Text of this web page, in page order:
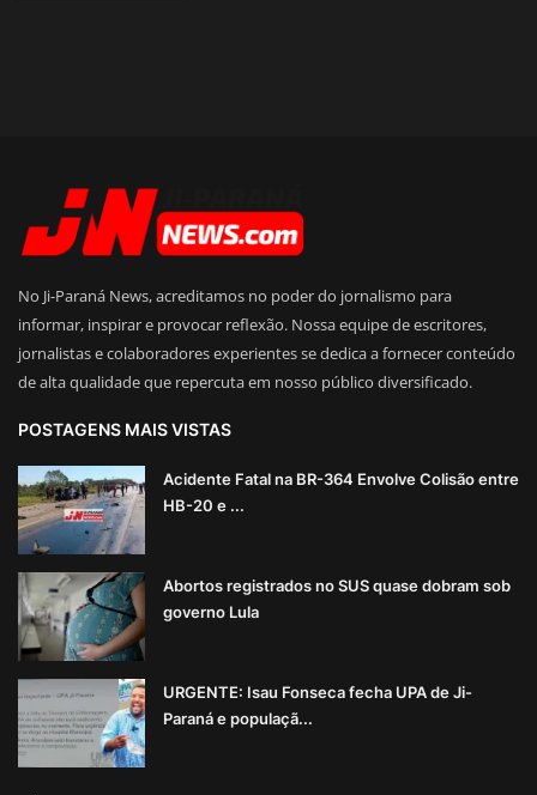
No Ji-Paraná News, acreditamos no poder do jornalismo para
informar, inspirar e provocar reflexão. Nossa equipe de escritores,
jornalistas e colaboradores experientes se dedica a fornecer conteúdo
de alta qualidade que repercuta em nosso público diversificado.
POSTAGENS MAIS VISTAS
Acidente Fatal na BR-364 Envolve Colisão entre
HB-20 e ...
Abortos registrados no SUS quase dobram sob
governo Lula
URGENTE: Isau Fonseca fecha UPA de Ji-
Paraná e populaçã...